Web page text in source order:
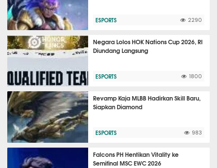
ESPORTS 2290
Negara Lolos HOK Nations Cup 2026, RI
Diundang Langsung
ESPORTS 1800
Revamp Kaja MLBB Hadirkan Skill Baru,
Siapkan Diamond
ESPORTS 983
Falcons PH Hentikan Vitality ke
Semifinal MSC EWC 2026